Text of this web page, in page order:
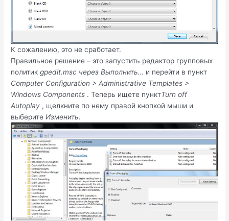
К сожалению, это не сработает.
Правильное решение – это запустить редактор групповых
политикgpedit.msc через Выполнить… и перейти в пункт
Computer Configuration > Administrative Templates >
Windows Components . Теперь ищете пунктTurn off
Autoplay , щелкните по нему правой кнопкой мыши и
выберитеИзменить.